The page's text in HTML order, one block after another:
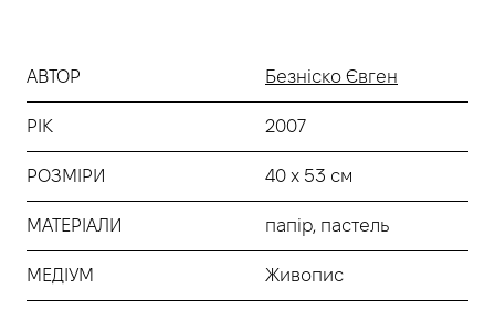
АВТОР Безніско Євген
РІК 2007
РОЗМІРИ 40 х 53 см
МАТЕРІАЛИ папір, пастель
МЕДІУМ Живопис